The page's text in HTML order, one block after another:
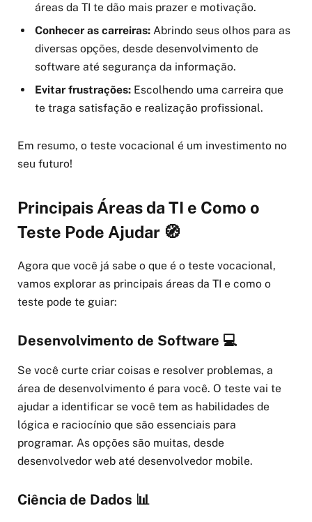
áreas da TI te dão mais prazer e motivação.
Conhecer as carreiras: Abrindo seus olhos para as
diversas opções, desde desenvolvimento de
software até segurança da informação.
Evitar frustrações: Escolhendo uma carreira que
te traga satisfação e realização profissional.
Em resumo, o teste vocacional é um investimento no
seu futuro!
Principais Áreas da TI e Como o
Teste Pode Ajudar 🧭
Agora que você já sabe o que é o teste vocacional,
vamos explorar as principais áreas da TI e como o
teste pode te guiar:
Desenvolvimento de Software 💻
Se você curte criar coisas e resolver problemas, a
área de desenvolvimento é para você. O teste vai te
ajudar a identificar se você tem as habilidades de
lógica e raciocínio que são essenciais para
programar. As opções são muitas, desde
desenvolvedor web até desenvolvedor mobile.
Ciência de Dados 📊